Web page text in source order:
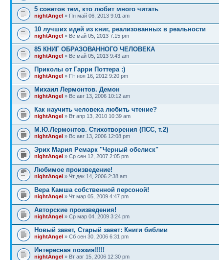
5 советов тем, кто любит много читать
nightAngel » Пн май 06, 2013 9:01 am
10 лучших идей из книг, реализованных в реальности
nightAngel » Вс май 05, 2013 7:15 pm
85 КНИГ ОБРАЗОВАННОГО ЧЕЛОВЕКА
nightAngel » Вс май 05, 2013 9:43 am
Приколы от Гарри Поттера :)
nightAngel » Пт ноя 16, 2012 9:20 pm
Михаил Лермонтов. Демон
nightAngel » Вс авг 13, 2006 10:12 am
Как научить человека любить чтение?
nightAngel » Вт апр 13, 2010 10:39 am
М.Ю.Лермонтов. Стихотворения (ПСС, т.2)
nightAngel » Вс авг 13, 2006 12:08 pm
Эрих Мария Ремарк "Черный обелиск"
nightAngel » Ср сен 12, 2007 2:05 pm
Любимое произведение!
nightAngel » Чт дек 14, 2006 2:38 am
Вера Камша собственной персоной!
nightAngel » Чт мар 05, 2009 4:47 pm
Авторские произведения!
nightAngel » Ср мар 04, 2009 3:24 pm
Новый завет, Старый завет: Книги библии
nightAngel » Сб сен 30, 2006 6:31 pm
Интересная поэзия!!!!!
nightAngel » Вт авг 15, 2006 12:30 pm